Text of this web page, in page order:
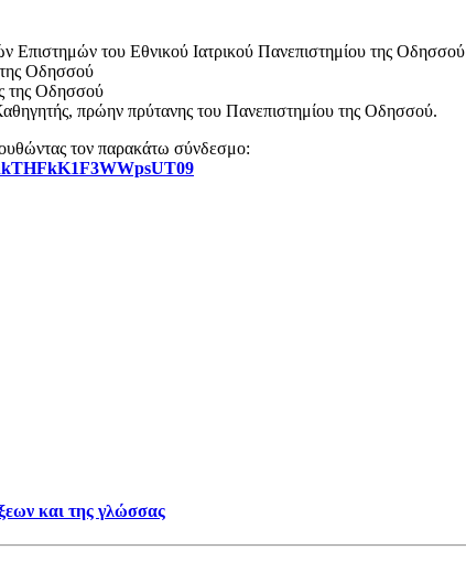
του Εθνικού Ιατρικού Πανεπιστημίου της Οδησσού
της Οδησσού
της Οδησσού
πρώην πρύτανης του Πανεπιστημίου της Οδησσού.
τον παρακάτω σύνδεσμο:
και της γλώσσας